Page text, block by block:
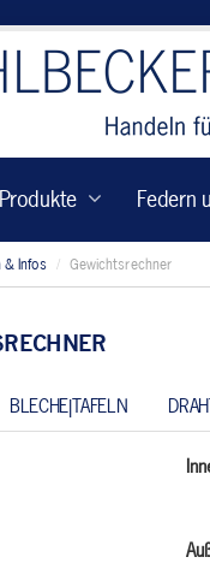
Produkte Federn
& Infos Gewichtsrechner
BLECHE|TAFELN